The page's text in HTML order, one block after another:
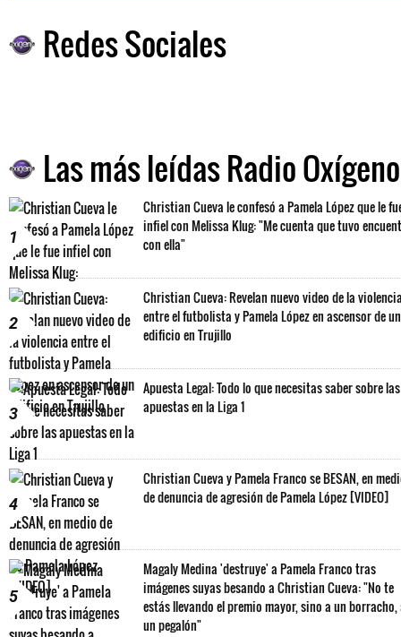
Redes Sociales
Las más leídas Radio Oxígeno
1
Christian Cueva le confesó a Pamela López que le
infiel con Melissa Klug: "Me cuenta que tuvo
con ella"
2
Christian Cueva: Revelan nuevo video de la
entre el futbolista y Pamela López en ascensor de un
edificio en Trujillo
3
Apuesta Legal: Todo lo que necesitas saber sobre las
apuestas en la Liga 1
4
Christian Cueva y Pamela Franco se BESAN, en
de denuncia de agresión de Pamela López [VIDEO]
5
Magaly Medina 'destruye' a Pamela Franco tras
imágenes suyas besando a Christian Cueva: "No te
estás llevando el premio mayor, sino a un borracho,
un pegalón"